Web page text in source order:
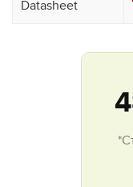
Datasheet